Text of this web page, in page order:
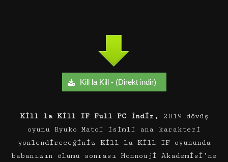
Kill la Kill - (Direkt indir)
Kill la Kill IF Full PC İndir,
2019 dövüş
oyunu Ryuko Matoi isimli ana karakteri
yönlendireceğiniz Kill la Kill IF oyununda
babanızın ölümü sonrası Honnouji Akademisi’ne